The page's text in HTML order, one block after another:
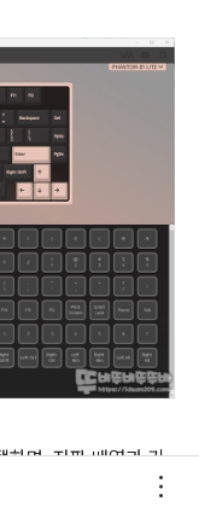
하면, 자판 배열과 키
할 수 있습니다.